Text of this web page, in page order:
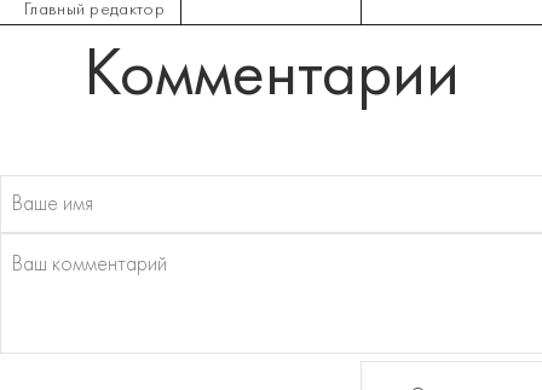
Главный редактор
Комментарии